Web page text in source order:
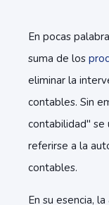
En pocas
suma de los
eliminar la
contables. Sin
contabilidad" se
referirse a la
contables.
En su esencia, la